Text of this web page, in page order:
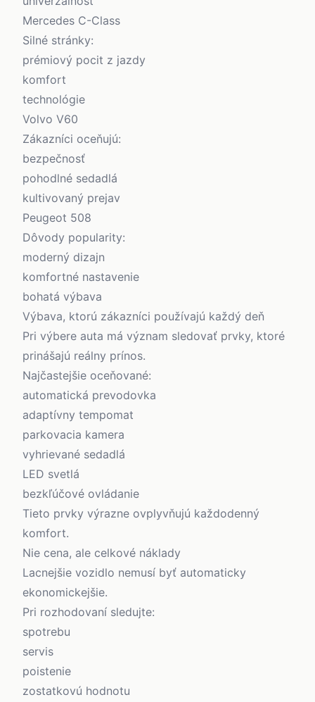
Mercedes C-Class
Silné stránky:
prémiový pocit z jazdy
komfort
technológie
Volvo V60
Zákazníci oceňujú:
bezpečnosť
pohodlné sedadlá
kultivovaný prejav
Peugeot 508
Dôvody popularity:
moderný dizajn
komfortné nastavenie
bohatá výbava
Výbava, ktorú zákazníci používajú každý deň
Pri výbere auta má význam sledovať prvky, ktoré
prinášajú reálny prínos.
Najčastejšie oceňované:
automatická prevodovka
adaptívny tempomat
parkovacia kamera
vyhrievané sedadlá
LED svetlá
bezkľúčové ovládanie
Tieto prvky výrazne ovplyvňujú každodenný
komfort.
Nie cena, ale celkové náklady
Lacnejšie vozidlo nemusí byť automaticky
ekonomickejšie.
Pri rozhodovaní sledujte:
spotrebu
servis
poistenie
zostatkovú hodnotu